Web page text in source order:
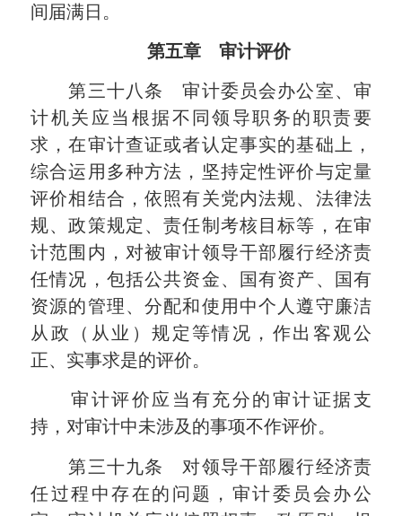
间届满日。
第五章 审计评价
第三十八条 审计委员会办公室、审
计机关应当根据不同领导职务的职责要
求，在审计查证或者认定事实的基础上，
综合运用多种方法，坚持定性评价与定量
评价相结合，依照有关党内法规、法律法
规、政策规定、责任制考核目标等，在审
计范围内，对被审计领导干部履行经济责
任情况，包括公共资金、国有资产、国有
资源的管理、分配和使用中个人遵守廉洁
从政（从业）规定等情况，作出客观公
正、实事求是的评价。
审计评价应当有充分的审计证据支
持，对审计中未涉及的事项不作评价。
第三十九条 对领导干部履行经济责
任过程中存在的问题，审计委员会办公